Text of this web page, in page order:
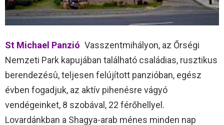
St Michael Panzió Vasszentmihályon, az Őrségi
Nemzeti Park kapujában található családias, rusztikus
berendezésû, teljesen felújított panzióban, egész
évben fogadjuk, az aktív pihenésre vágyó
vendégeinket, 8 szobával, 22 férőhellyel.
Lovardánkban a Shagya-arab ménes minden nap